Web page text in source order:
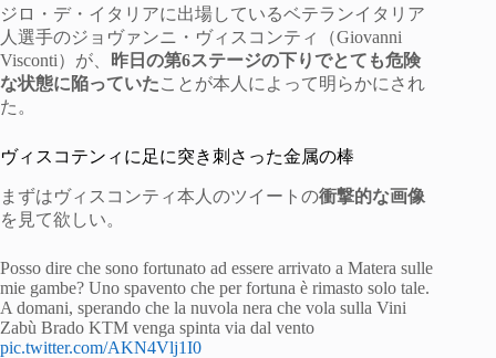
ジロ・デ・イタリアに出場しているベテランイタリア
人選手のジョヴァンニ・ヴィスコンティ（Giovanni
Visconti）が、
昨日の第6ステージの下りでとても危険
な状態に陥っていたことが本人によって明らかにされ
た。
ヴィスコテンィに足に突き刺さった金属の棒
まずはヴィスコンティ本人のツイートの衝撃的な画像
を見て欲しい。
Posso dire che sono fortunato ad essere arrivato a Matera sulle
mie gambe? Uno spavento che per fortuna è rimasto solo tale.
A domani, sperando che la nuvola nera che vola sulla Vini
Zabù Brado KTM venga spinta via dal vento
pic.twitter.com/AKN4Vlj1I0